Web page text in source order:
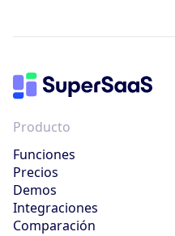
Producto
Funciones
Precios
Demos
Integraciones
Comparación